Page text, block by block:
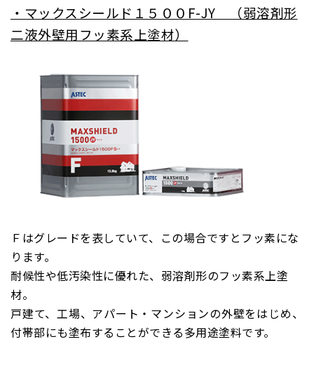
・マックスシールド１５００F-JY （弱溶剤形
二液外壁用フッ素系上塗材）
Ｆはグレードを表していて、この場合ですとフッ素にな
ります。
耐候性や低汚染性に優れた、弱溶剤形のフッ素系上塗
材。
戸建て、工場、アパート・マンションの外壁をはじめ、
付帯部にも塗布することができる多用途塗料です。